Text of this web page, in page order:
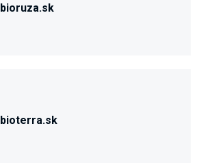
bioruza.sk
bioterra.sk